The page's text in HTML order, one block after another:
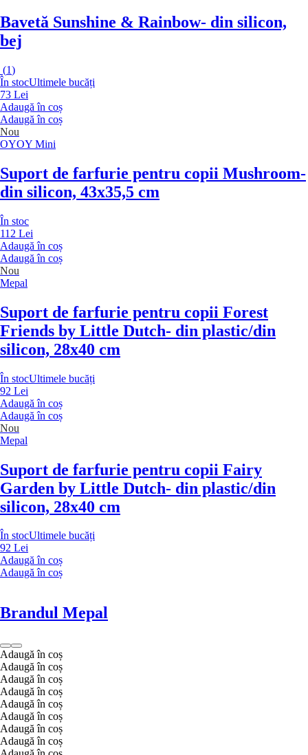
Bavetă Sunshine & Rainbow- din silicon,
bej
(1)
În stocUltimele bucăți
73 Lei
Adaugă în coș
Adaugă în coș
Nou
OYOY Mini
Suport de farfurie pentru copii Mushroom-
din silicon, 43x35,5 cm
În stoc
112 Lei
Adaugă în coș
Adaugă în coș
Nou
Mepal
Suport de farfurie pentru copii Forest
Friends by Little Dutch- din plastic/din
silicon, 28x40 cm
În stocUltimele bucăți
92 Lei
Adaugă în coș
Adaugă în coș
Nou
Mepal
Suport de farfurie pentru copii Fairy
Garden by Little Dutch- din plastic/din
silicon, 28x40 cm
În stocUltimele bucăți
92 Lei
Adaugă în coș
Adaugă în coș
Brandul Mepal
Adaugă în coș
Adaugă în coș
Adaugă în coș
Adaugă în coș
Adaugă în coș
Adaugă în coș
Adaugă în coș
Adaugă în coș